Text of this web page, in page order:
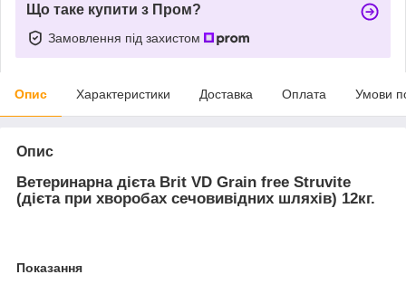
Що таке купити з Пром?
Замовлення під захистом
Опис Характеристики Доставка Оплата Умови
Опис
Ветеринарна дієта Brit VD Grain free Struvite
(дієта при хворобах сечовивідних шляхів) 12кг.
Показання